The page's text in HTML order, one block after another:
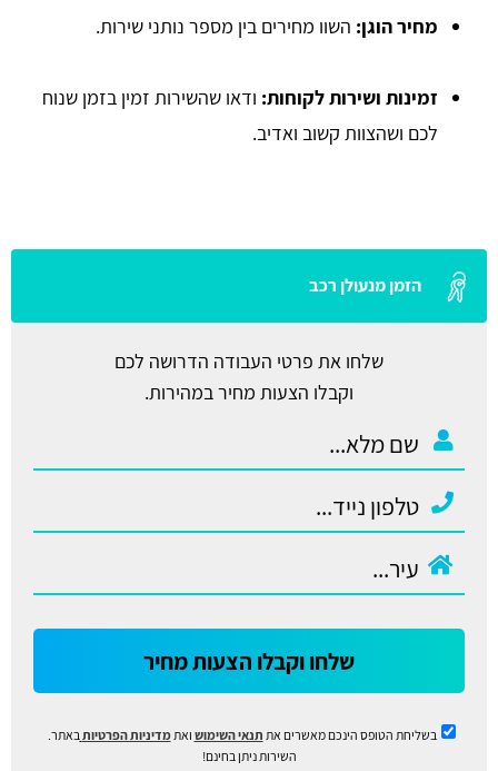
מחיר הוגן: השוו מחירים בין מספר נותני שירות.
זמינות ושירות לקוחות: ודאו שהשירות זמין בזמן שנוח
לכם ושהצוות קשוב ואדיב.
הזמן מנעולן רכב
שלחו את פרטי העבודה הדרושה לכם
וקבלו הצעות מחיר במהירות.
שלחו וקבלו הצעות מחיר
בשליחת הטופס הינכם מאשרים את תנאי השימוש ואתמדיניות הפרטיותבאתר.
השירות ניתן בחינם!